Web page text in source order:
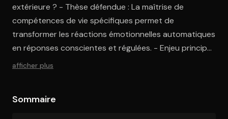
extérieure ? - Thèse défendue : La maîtrise de
compétences de vie spécifiques permet de
transformer les réactions émotionnelles automatiques
en réponses conscientes et régulées. - Enjeu principal
: La démocratisation du savoir thérapeutique comme
afficher plus
Sommaire